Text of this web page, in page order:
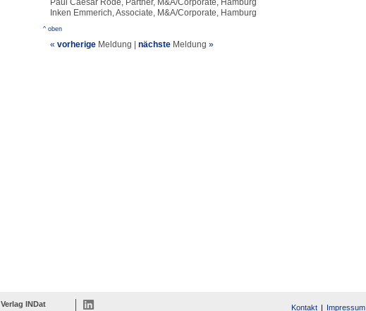
Paul Caesar Rode, Partner, M&A/Corporate, Hamburg
Inken Emmerich, Associate, M&A/Corporate, Hamburg
^ oben
« vorherige Meldung nächste Meldung »
Kontakt Impressum
Verlag INDat